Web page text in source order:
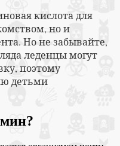
кислота для
но и
Но не забывайте,
леденцы могут
поэтому
детьми